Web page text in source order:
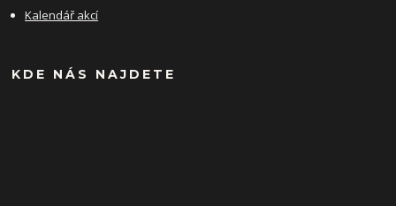
Kalendář akcí
KDE NÁS NAJDETE